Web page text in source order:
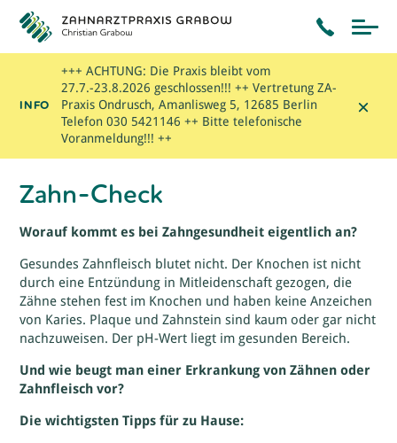
INFO
+++ ACHTUNG: Die Praxis bleibt vom
27.7.-23.8.2026 geschlossen!!! ++ Vertretung ZA-
Praxis Ondrusch, Amanlisweg 5, 12685 Berlin
Telefon 030 5421146 ++ Bitte telefonische
Voranmeldung!!! ++
×
Zahn-Check
Worauf kommt es bei Zahngesundheit eigentlich an?
Gesundes Zahnfleisch blutet nicht. Der Knochen ist nicht
durch eine Entzündung in Mitleidenschaft gezogen, die
Zähne stehen fest im Knochen und haben keine Anzeichen
von Karies. Plaque und Zahnstein sind kaum oder gar nicht
nachzuweisen. Der pH-Wert liegt im gesunden Bereich.
Und wie beugt man einer Erkrankung von Zähnen oder
Zahnfleisch vor?
Die wichtigsten Tipps für zu Hause: